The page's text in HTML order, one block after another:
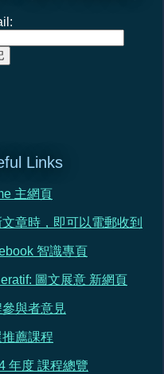
Links
主網頁
章時，即可以電郵收到
智識專頁
圖文展意 新網頁
與者意見
薦課程
年度 課程總覽